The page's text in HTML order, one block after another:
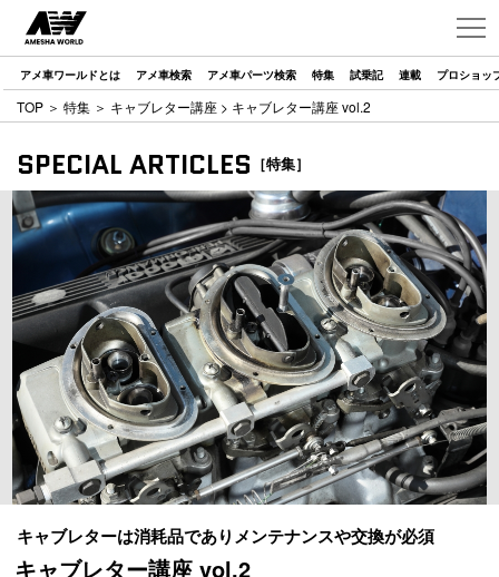
アメ車ワールドとは アメ車検索 アメ車パーツ検索 特集 試乗記 連載 プロショッ
TOP ＞ 特集 ＞ キャブレター講座 > キャブレター講座 vol.2
SPECIAL ARTICLES ［特集］
キャブレターは消耗品でありメンテナンスや交換が必須
キャブレター講座 vol.2